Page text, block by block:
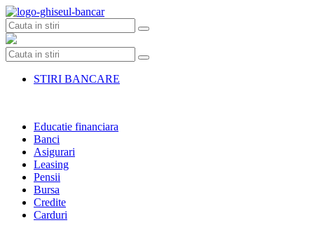
Skip
to
content
STIRI BANCARE
Educatie financiara
Banci
Asigurari
Leasing
Pensii
Bursa
Credite
Carduri